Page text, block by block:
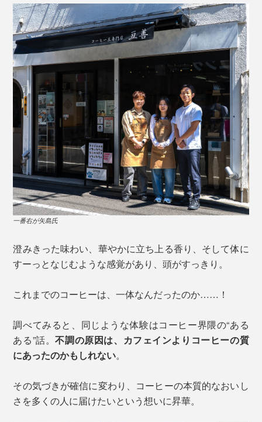
一番右が矢島氏
澄みきった味わい、華やかに立ち上る香り、そして体に
すーっとなじむような感覚があり、頭がすっきり。
これまでのコーヒーは、一体なんだったのか……！
調べてみると、同じような体験はコーヒー界隈の“ある
ある”話。不調の原因は、カフェインよりコーヒーの質
にあったのかもしれない。
その気づきが確信に変わり、コーヒーの本質的なおいし
さを多くの人に届けたいという想いに昇華。